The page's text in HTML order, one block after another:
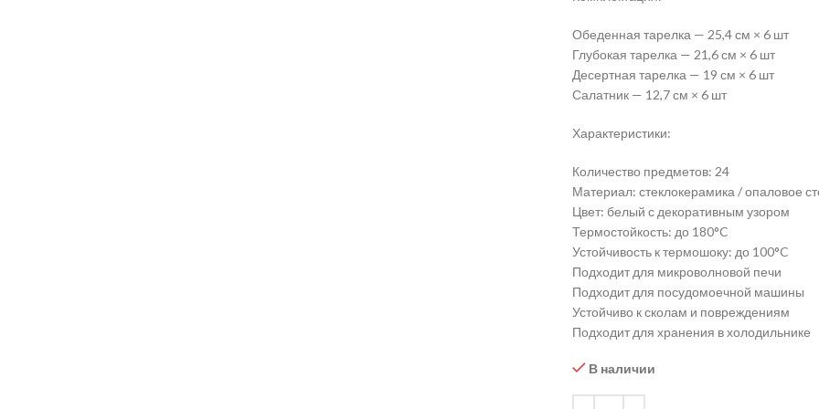
Обеденная тарелка — 25,4 см × 6 шт
Глубокая тарелка — 21,6 см × 6 шт
Десертная тарелка — 19 см × 6 шт
Салатник — 12,7 см × 6 шт
Характеристики:
Количество предметов: 24
Материал: стеклокерамика / опаловое
Цвет: белый с декоративным узором
Термостойкость: до 180°C
Устойчивость к термошоку: до 100°C
Подходит для микроволновой печи
Подходит для посудомоечной машины
Устойчиво к сколам и повреждениям
Подходит для хранения в холодильнике
В наличии